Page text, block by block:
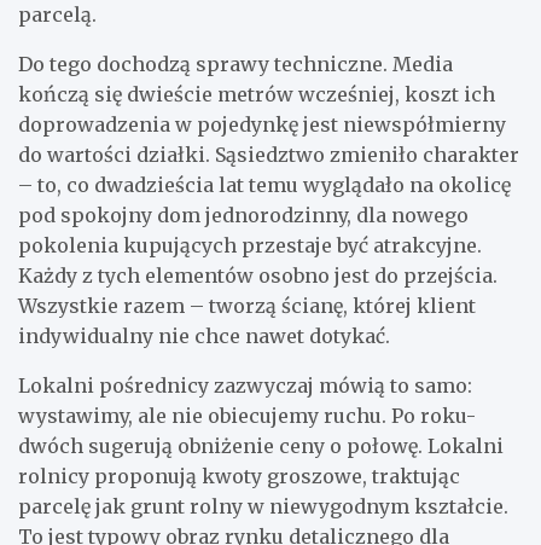
parcelą.
Do tego dochodzą sprawy techniczne. Media
kończą się dwieście metrów wcześniej, koszt ich
doprowadzenia w pojedynkę jest niewspółmierny
do wartości działki. Sąsiedztwo zmieniło charakter
– to, co dwadzieścia lat temu wyglądało na okolicę
pod spokojny dom jednorodzinny, dla nowego
pokolenia kupujących przestaje być atrakcyjne.
Każdy z tych elementów osobno jest do przejścia.
Wszystkie razem – tworzą ścianę, której klient
indywidualny nie chce nawet dotykać.
Lokalni pośrednicy zazwyczaj mówią to samo:
wystawimy, ale nie obiecujemy ruchu. Po roku-
dwóch sugerują obniżenie ceny o połowę. Lokalni
rolnicy proponują kwoty groszowe, traktując
parcelę jak grunt rolny w niewygodnym kształcie.
To jest typowy obraz rynku detalicznego dla